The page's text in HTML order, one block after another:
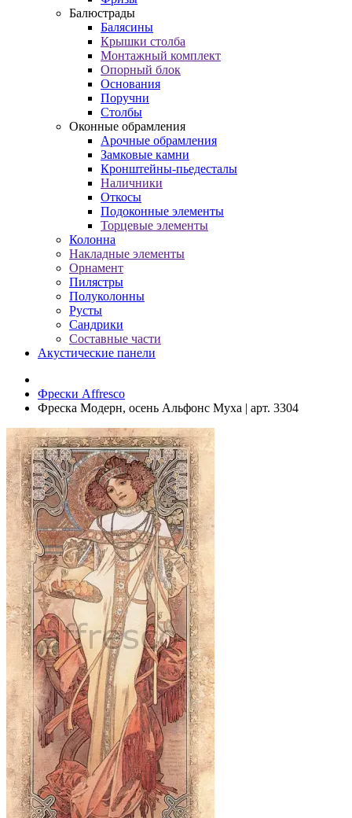
Балюстрады
Балясины
Крышки столба
Монтажный комплект
Опорный блок
Основания
Поручни
Столбы
Оконные обрамления
Арочные обрамления
Замковые камни
Кронштейны-пьедесталы
Наличники
Откосы
Подоконные элементы
Торцевые элементы
Колонна
Накладные элементы
Орнамент
Пилястры
Полуколонны
Русты
Сандрики
Составные части
Акустические панели
Фрески Affresco
Фреска Модерн, осень Альфонс Муха | арт. 3304